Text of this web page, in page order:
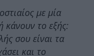
με μία
κάνουν το εξής:
σου είναι τα
και το